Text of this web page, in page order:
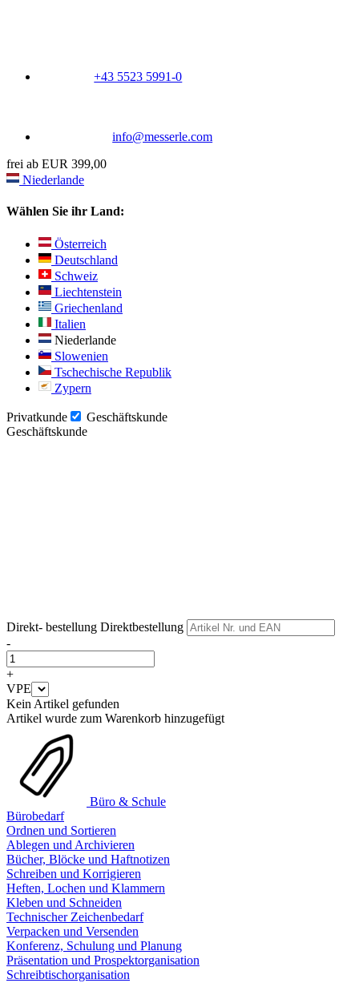
+43 5523 5991-0
info@messerle.com
frei ab EUR 399,00
Niederlande
Wählen Sie ihr Land:
Österreich
Deutschland
Schweiz
Liechtenstein
Griechenland
Italien
Niederlande
Slowenien
Tschechische Republik
Zypern
Privatkunde
Geschäftskunde
Geschäftskunde
Direkt- bestellung Direktbestellung
-
+
VPE
Kein Artikel gefunden
Artikel wurde zum Warenkorb hinzugefügt
Büro & Schule
Bürobedarf
Ordnen und Sortieren
Ablegen und Archivieren
Bücher, Blöcke und Haftnotizen
Schreiben und Korrigieren
Heften, Lochen und Klammern
Kleben und Schneiden
Technischer Zeichenbedarf
Verpacken und Versenden
Konferenz, Schulung und Planung
Präsentation und Prospektorganisation
Schreibtischorganisation